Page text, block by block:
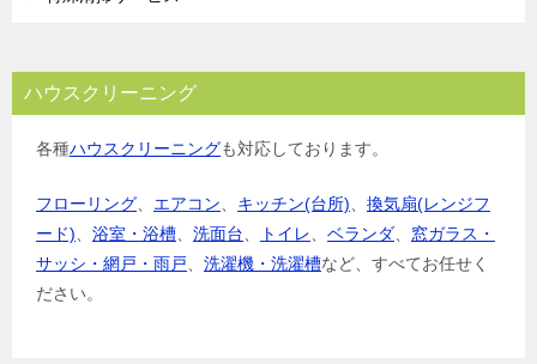
ハウスクリーニング
各種ハウスクリーニングも対応しております。
フローリング、 エアコン、 キッチン(台所)、 換気扇(レンジフ
ード)、 浴室・浴槽、 洗面台、 トイレ、 ベランダ、 窓ガラス・
サッシ・網戸・雨戸、 洗濯機・洗濯槽など、すべてお任せく
ださい。